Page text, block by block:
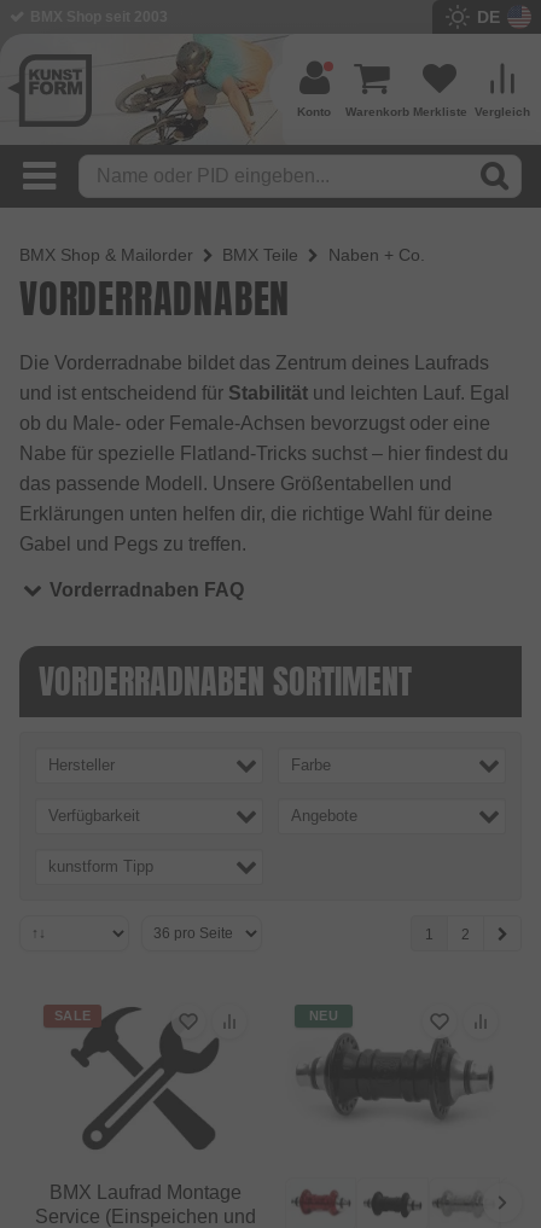
DE
Vergleich
Merkliste
Warenkorb
Konto
BMX Shop & Mailorder BMX Teile Naben + Co.
VORDERRADNABEN
Die Vorderradnabe bildet das Zentrum deines Laufrads
und ist entscheidend für Stabilität und leichten Lauf. Egal
ob du Male- oder Female-Achsen bevorzugst oder eine
Nabe für spezielle Flatland-Tricks suchst – hier findest du
das passende Modell. Unsere Größentabellen und
Erklärungen unten helfen dir, die richtige Wahl für deine
Gabel und Pegs zu treffen.
Vorderradnaben FAQ
VORDERRADNABEN SORTIMENT
Hersteller Farbe
Verfügbarkeit Angebote
kunstform Tipp
1 2
SALE
BMX Laufrad Montage
Service (Einspeichen und
NEU